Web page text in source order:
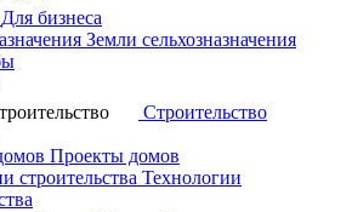
Для бизнеса
Земли сельхозназначения
Строительство
Проекты домов
строительства Технологии